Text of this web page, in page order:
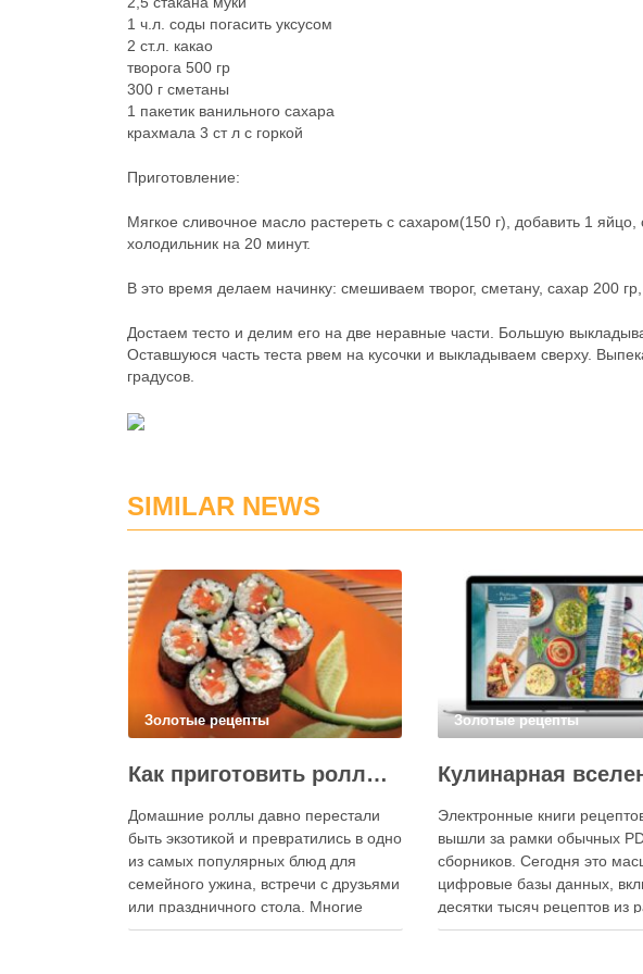
1 ч.л. соды погасить уксусом
2 ст.л. какао
творога 500 гр
300 г сметаны
1 пакетик ванильного сахара
крахмала 3 ст л с горкой
Приготовление:
Мягкое сливочное масло растереть с сахаром(150 г), добавить 1 яйцо,
холодильник на 20 минут.
В это время делаем начинку: смешиваем творог, сметану, сахар 200
Достаем тесто и делим его на две неравные части. Большую
Оставшуюся часть теста рвем на кусочки и выкладываем сверху.
градусов.
SIMILAR NEWS
Золотые рецепты
Как приготовить роллы в домашних условиях?
Домашние роллы давно перестали
быть экзотикой и превратились в одно
из самых популярных блюд для
семейного ужина, встречи с друзьями
или праздничного стола. Многие
считают, что приготовление японских
Золотые рецепты
Электронные книги
вышли за рамки обычных
сборников. Сегодня это
цифровые базы данных,
десятки тысяч рецептов из
стран мира, с подробными